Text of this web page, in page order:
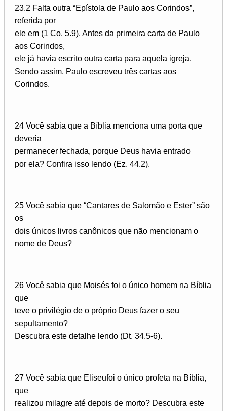
23.2 Falta outra “Epístola de Paulo aos Corindos”,
referida por
ele em (1 Co. 5.9). Antes da primeira carta de Paulo
aos Corindos,
ele já havia escrito outra carta para aquela igreja.
Sendo assim, Paulo escreveu três cartas aos
Corindos.
24 Você sabia que a Bíblia menciona uma porta que
deveria
permanecer fechada, porque Deus havia entrado
por ela? Confira isso lendo (Ez. 44.2).
25 Você sabia que “Cantares de Salomão e Ester” são
os
dois únicos livros canônicos que não mencionam o
nome de Deus?
26 Você sabia que Moisés foi o único homem na Bíblia
que
teve o privilégio de o próprio Deus fazer o seu
sepultamento?
Descubra este detalhe lendo (Dt. 34.5-6).
27 Você sabia que Eliseufoi o único profeta na Bíblia,
que
realizou milagre até depois de morto? Descubra este